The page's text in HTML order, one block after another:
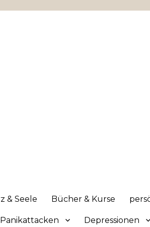
& Seele Bücher & Kurse
Panikattacken Depressionen